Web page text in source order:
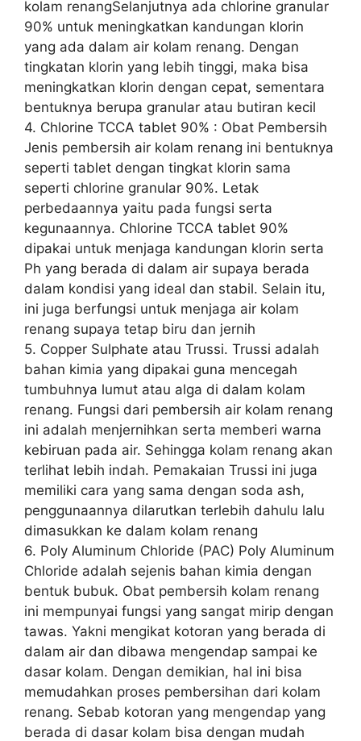
kolam renangSelanjutnya ada chlorine granular
90% untuk meningkatkan kandungan klorin
yang ada dalam air kolam renang. Dengan
tingkatan klorin yang lebih tinggi, maka bisa
meningkatkan klorin dengan cepat, sementara
bentuknya berupa granular atau butiran kecil
4. Chlorine TCCA tablet 90% : Obat Pembersih
Jenis pembersih air kolam renang ini bentuknya
seperti tablet dengan tingkat klorin sama
seperti chlorine granular 90%. Letak
perbedaannya yaitu pada fungsi serta
kegunaannya. Chlorine TCCA tablet 90%
dipakai untuk menjaga kandungan klorin serta
Ph yang berada di dalam air supaya berada
dalam kondisi yang ideal dan stabil. Selain itu,
ini juga berfungsi untuk menjaga air kolam
renang supaya tetap biru dan jernih
5. Copper Sulphate atau Trussi. Trussi adalah
bahan kimia yang dipakai guna mencegah
tumbuhnya lumut atau alga di dalam kolam
renang. Fungsi dari pembersih air kolam renang
ini adalah menjernihkan serta memberi warna
kebiruan pada air. Sehingga kolam renang akan
terlihat lebih indah. Pemakaian Trussi ini juga
memiliki cara yang sama dengan soda ash,
penggunaannya dilarutkan terlebih dahulu lalu
dimasukkan ke dalam kolam renang
6. Poly Aluminum Chloride (PAC) Poly Aluminum
Chloride adalah sejenis bahan kimia dengan
bentuk bubuk. Obat pembersih kolam renang
ini mempunyai fungsi yang sangat mirip dengan
tawas. Yakni mengikat kotoran yang berada di
dalam air dan dibawa mengendap sampai ke
dasar kolam. Dengan demikian, hal ini bisa
memudahkan proses pembersihan dari kolam
renang. Sebab kotoran yang mengendap yang
berada di dasar kolam bisa dengan mudah